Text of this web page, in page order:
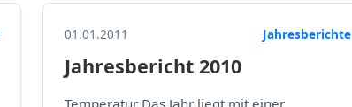
01.01.2011 Jahresberichte
Jahresbericht 2010
Temperatur Das Jahr liegt mit einer